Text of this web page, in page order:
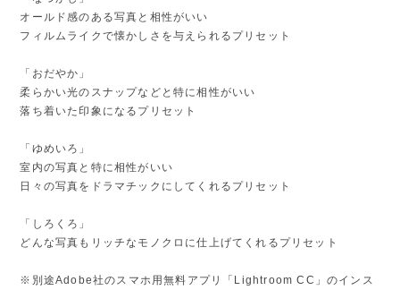
オールド感のある写真と相性がいい
フィルムライクで懐かしさを与えられるプリセット
「おだやか」
柔らかい光のスナップなどと特に相性がいい
落ち着いた印象になるプリセット
「ゆめいろ」
室内の写真と特に相性がいい
日々の写真をドラマチックにしてくれるプリセット
「しろくろ」
どんな写真もリッチなモノクロに仕上げてくれるプリセット
※別途Adobe社のスマホ用無料アプリ「Lightroom CC」のインス